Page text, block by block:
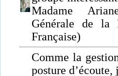
Madame
Générale de la
Française)
Comme la
posture